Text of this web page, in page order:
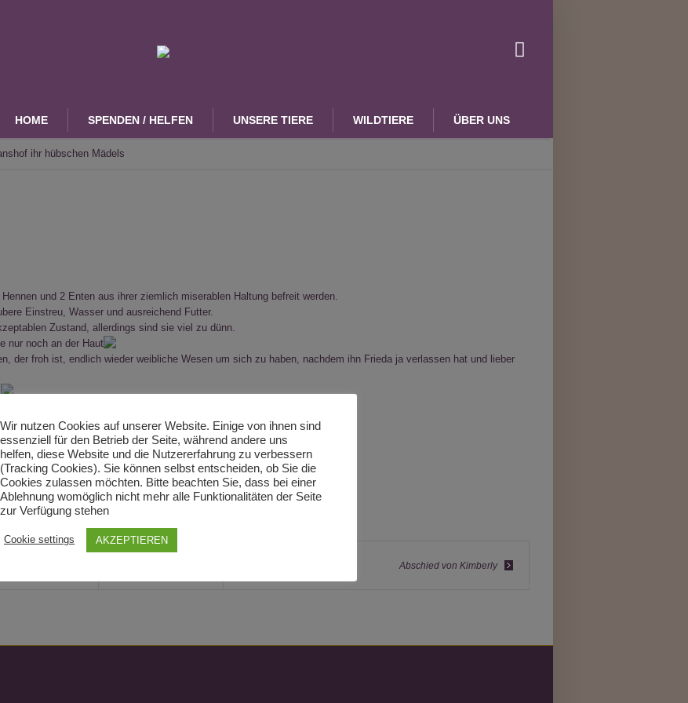
HOME SPENDEN / HELFEN UNSERE TIERE WILDTIERE ÜBER UNS
ihr hübschen Mädels
und 2 Enten aus ihrer ziemlich miserablen Haltung befreit werden.
Einstreu, Wasser und ausreichend Futter.
Zustand, allerdings sind sie viel zu dünn.
nur noch an der Haut
der froh ist, endlich wieder weibliche Wesen um sich zu haben, nachdem ihn Frieda ja verlassen hat und lieber
Abschied von Kimberly
Wir nutzen Cookies auf unserer Website. Einige von ihnen sind
essenziell für den Betrieb der Seite, während andere uns
helfen, diese Website und die Nutzererfahrung zu verbessern
(Tracking Cookies). Sie können selbst entscheiden, ob Sie die
Cookies zulassen möchten. Bitte beachten Sie, dass bei einer
Ablehnung womöglich nicht mehr alle Funktionalitäten der Seite
zur Verfügung stehen
Cookie settings AKZEPTIEREN